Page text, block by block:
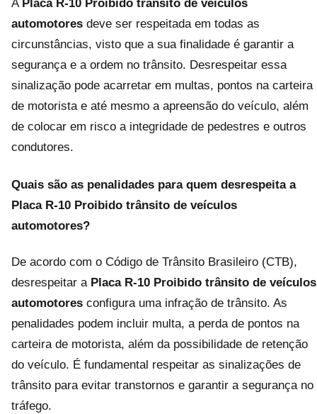
A Placa R-10 Proibido trânsito de veículos
automotores deve ser respeitada em todas as
circunstâncias, visto que a sua finalidade é garantir a
segurança e a ordem no trânsito. Desrespeitar essa
sinalização pode acarretar em multas, pontos na carteira
de motorista e até mesmo a apreensão do veículo, além
de colocar em risco a integridade de pedestres e outros
condutores.
Quais são as penalidades para quem desrespeita a
Placa R-10 Proibido trânsito de veículos
automotores?
De acordo com o Código de Trânsito Brasileiro (CTB),
desrespeitar a Placa R-10 Proibido trânsito de veículos
automotores configura uma infração de trânsito. As
penalidades podem incluir multa, a perda de pontos na
carteira de motorista, além da possibilidade de retenção
do veículo. É fundamental respeitar as sinalizações de
trânsito para evitar transtornos e garantir a segurança no
tráfego.